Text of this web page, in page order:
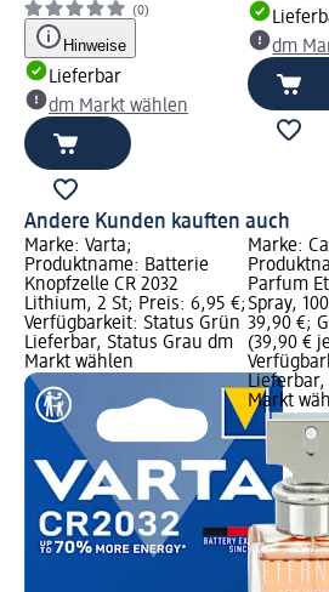
(0)
Hinweise
Lieferbar
dm Markt wählen
dm
Andere Kunden kauften auch
Marke: Varta;
Produktname: Batterie
Knopfzelle CR 2032
Lithium, 2 St; Preis: 6,95 €;
Verfügbarkeit: Status Grün
Lieferbar, Status Grau dm
Markt wählen
Marke:
Parfum
Spray,
39,90 €;
(39,90 €
Markt